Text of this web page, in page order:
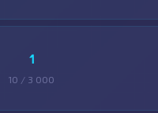
1
10 / 3 000